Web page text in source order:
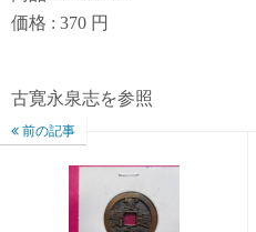
価格 : 370 円
古寛永泉志を参照
前の記事